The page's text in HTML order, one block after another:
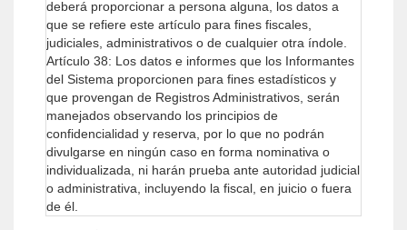
deberá proporcionar a persona alguna, los datos a
que se refiere este artículo para fines fiscales,
judiciales, administrativos o de cualquier otra índole.
Artículo 38: Los datos e informes que los Informantes
del Sistema proporcionen para fines estadísticos y
que provengan de Registros Administrativos, serán
manejados observando los principios de
confidencialidad y reserva, por lo que no podrán
divulgarse en ningún caso en forma nominativa o
individualizada, ni harán prueba ante autoridad judicial
o administrativa, incluyendo la fiscal, en juicio o fuera
de él.